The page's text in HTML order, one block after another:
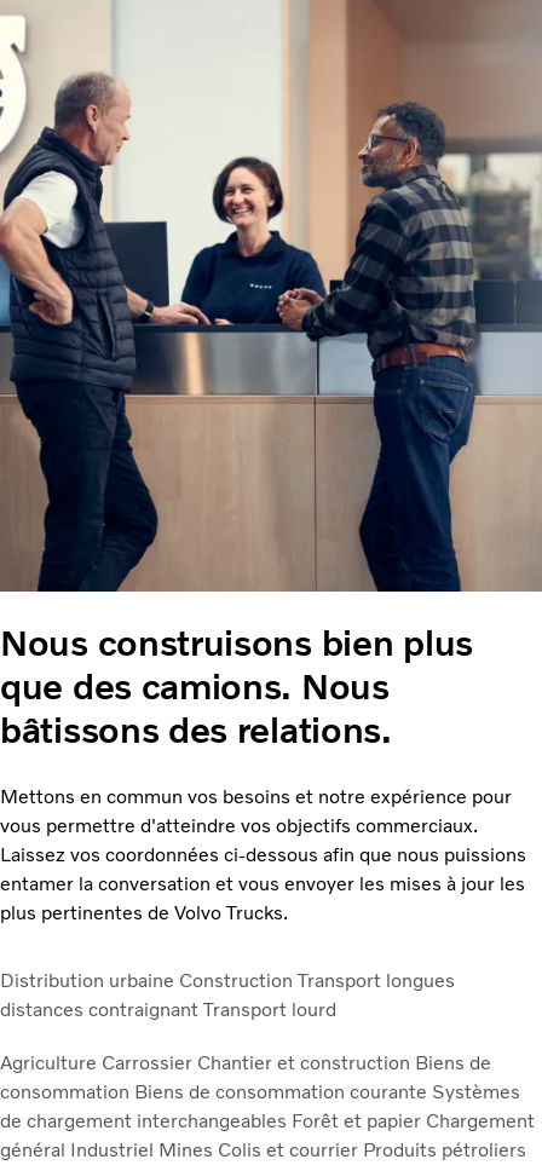
Nous construisons bien plus
que des camions. Nous
bâtissons des relations.
Mettons en commun vos besoins et notre expérience pour
vous permettre d'atteindre vos objectifs commerciaux.
Laissez vos coordonnées ci-dessous afin que nous puissions
entamer la conversation et vous envoyer les mises à jour les
plus pertinentes de Volvo Trucks.
Distribution urbaine Construction Transport longues
distances contraignant Transport lourd
Agriculture Carrossier Chantier et construction Biens de
consommation Biens de consommation courante Systèmes
de chargement interchangeables Forêt et papier Chargement
général Industriel Mines Colis et courrier Produits pétroliers